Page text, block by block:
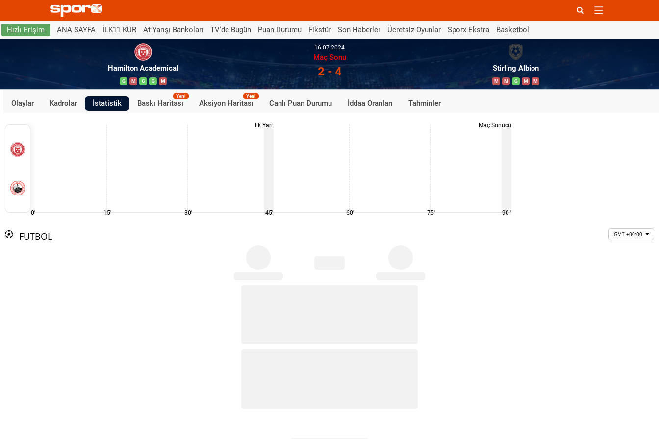
Hızlı Erişim ANA SAYFA İLK11 KUR At Yarışı Bankoları TV'de Bugün Puan Durumu Fikstür Son Haberler Ücretsiz Oyunlar Sporx Ekstra Basketbol
Hamilton Academical
G M G G M
16.07.2024
Maç Sonu
2 - 4 Stirling Albion
M M G M M
Olaylar Kadrolar İstatistik Baskı Haritası
Yeni
Aksiyon Haritası
Yeni
Canlı Puan Durumu İddaa Oranları Tahminler
0' 15' 30'
İlk Yarı
45' 60' 75'
Maç Sonucu
90 '
FUTBOL GMT +00:00